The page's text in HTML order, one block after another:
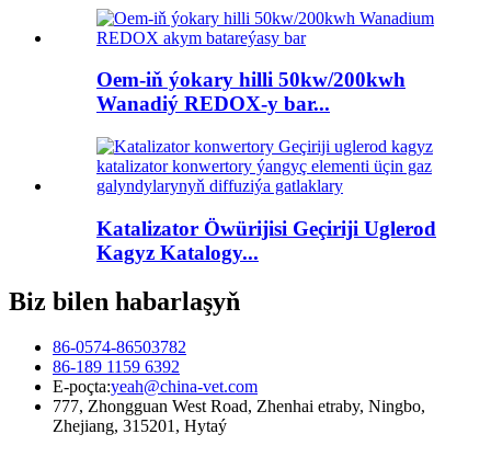
Oem-iň ýokary hilli 50kw/200kwh
Wanadiý REDOX-y bar...
Katalizator Öwürijisi Geçiriji Uglerod
Kagyz Katalogy...
Biz bilen habarlaşyň
86-0574-86503782
86-189 1159 6392
E-poçta:yeah@china-vet.com
777, Zhongguan West Road, Zhenhai etraby, Ningbo,
Zhejiang, 315201, Hytaý